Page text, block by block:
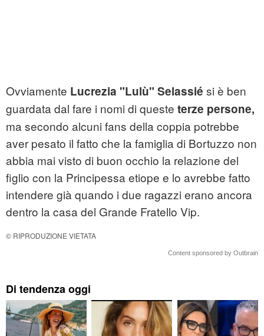
Ovviamente Lucrezia "Lulù" Selassié si è ben
guardata dal fare i nomi di queste terze persone,
ma secondo alcuni fans della coppia potrebbe
aver pesato il fatto che la famiglia di Bortuzzo non
abbia mai visto di buon occhio la relazione del
figlio con la Principessa etiope e lo avrebbe fatto
intendere già quando i due ragazzi erano ancora
dentro la casa del Grande Fratello Vip.
© RIPRODUZIONE VIETATA
Content sponsored by Outbrain
Di tendenza oggi